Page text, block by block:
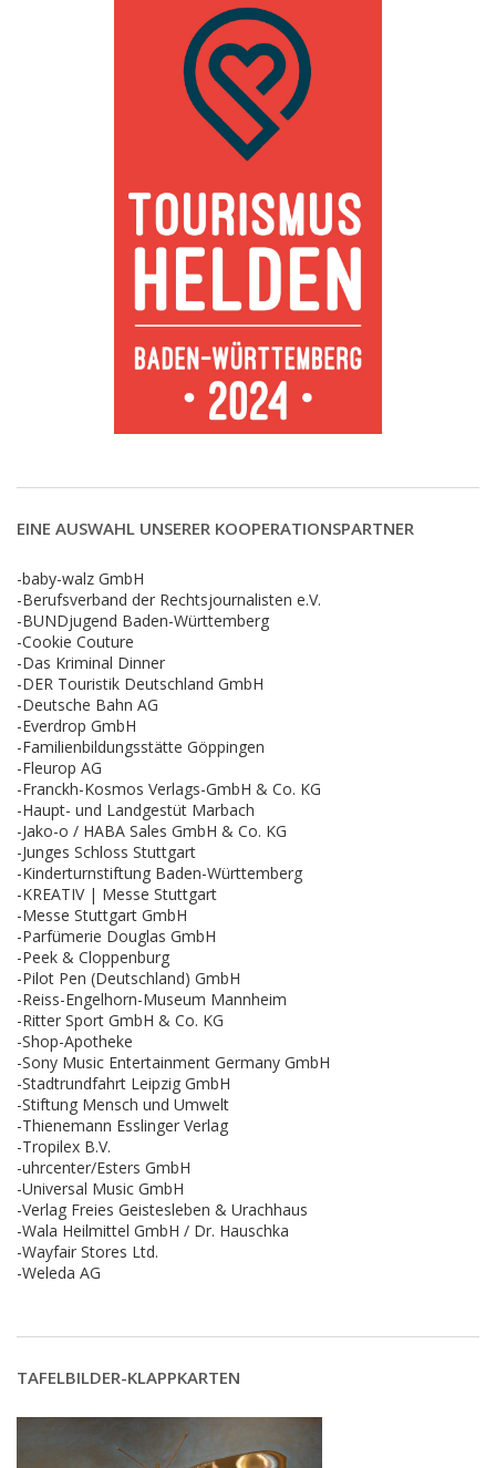
EINE AUSWAHL UNSERER KOOPERATIONSPARTNER
-baby-walz GmbH
-Berufsverband der Rechtsjournalisten e.V.
-BUNDjugend Baden-Württemberg
-Cookie Couture
-Das Kriminal Dinner
-DER Touristik Deutschland GmbH
-Deutsche Bahn AG
-Everdrop GmbH
-Familienbildungsstätte Göppingen
-Fleurop AG
-Franckh-Kosmos Verlags-GmbH & Co. KG
-Haupt- und Landgestüt Marbach
-Jako-o / HABA Sales GmbH & Co. KG
-Junges Schloss Stuttgart
-Kinderturnstiftung Baden-Württemberg
-KREATIV | Messe Stuttgart
-Messe Stuttgart GmbH
-Parfümerie Douglas GmbH
-Peek & Cloppenburg
-Pilot Pen (Deutschland) GmbH
-Reiss-Engelhorn-Museum Mannheim
-Ritter Sport GmbH & Co. KG
-Shop-Apotheke
-Sony Music Entertainment Germany GmbH
-Stadtrundfahrt Leipzig GmbH
-Stiftung Mensch und Umwelt
-Thienemann Esslinger Verlag
-Tropilex B.V.
-uhrcenter/Esters GmbH
-Universal Music GmbH
-Verlag Freies Geistesleben & Urachhaus
-Wala Heilmittel GmbH / Dr. Hauschka
-Wayfair Stores Ltd.
-Weleda AG
TAFELBILDER-KLAPPKARTEN